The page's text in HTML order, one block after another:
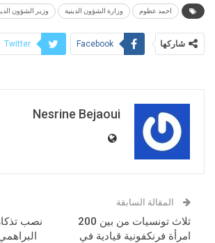
احمد عظوم وزارة الشؤون الدينية وزير الشؤون
شاركها Facebook
Twitter
Nesrine Bejaoui
المقالة السابقة
ثلاث تونسيات من بين 200
امرأة فرنكفونية قيادية في
نصب